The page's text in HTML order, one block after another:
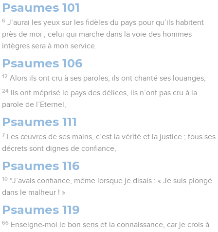
Psaumes 101
6 J’aurai les yeux sur les fidèles du pays pour qu’ils habitent
près de moi ; celui qui marche dans la voie des hommes
intègres sera à mon service.
Psaumes 106
12 Alors ils ont cru à ses paroles, ils ont chanté ses louanges,
24
Ils ont méprisé le pays des délices, ils n’ont pas cru à la
parole de l’Eternel,
Psaumes 111
7
Les œuvres de ses mains, c’est la vérité et la justice ; tous ses
décrets sont dignes de confiance,
Psaumes 116
10 *J’avais confiance, même lorsque je disais : « Je suis plongé
dans le malheur ! »
Psaumes 119
66 Enseigne-moi le bon sens et la connaissance, car je crois à